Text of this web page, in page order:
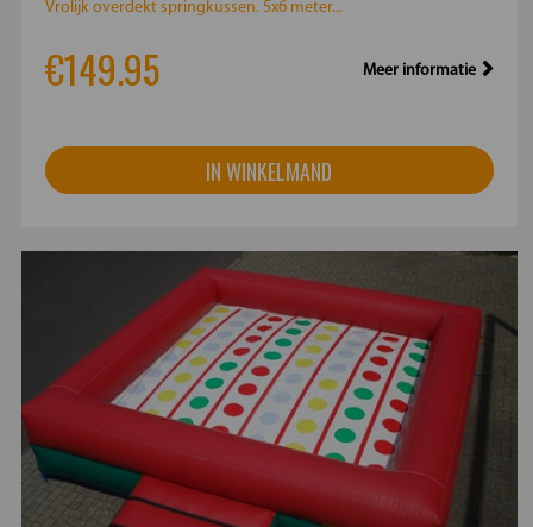
Vrolijk overdekt springkussen. 5x6 meter...
€149.95 Meer informatie
IN WINKELMAND